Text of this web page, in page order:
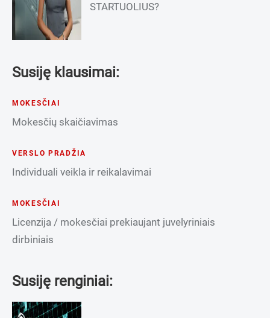
STARTUOLIUS?
Susiję klausimai:
MOKESČIAI
Mokesčių skaičiavimas
VERSLO PRADŽIA
Individuali veikla ir reikalavimai
MOKESČIAI
Licenzija / mokesčiai prekiaujant juvelyriniais
dirbiniais
Susiję renginiai: